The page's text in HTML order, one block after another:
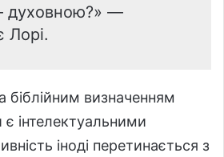
—
Лорі.
біблійним визначенням
інтелектуальними
іноді перетинається з